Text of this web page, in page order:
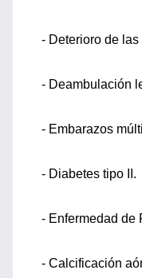
- Deterioro de
- Deambulación
- Embarazos
- Diabetes tipo II.
- Enfermedad de
- Calcificación